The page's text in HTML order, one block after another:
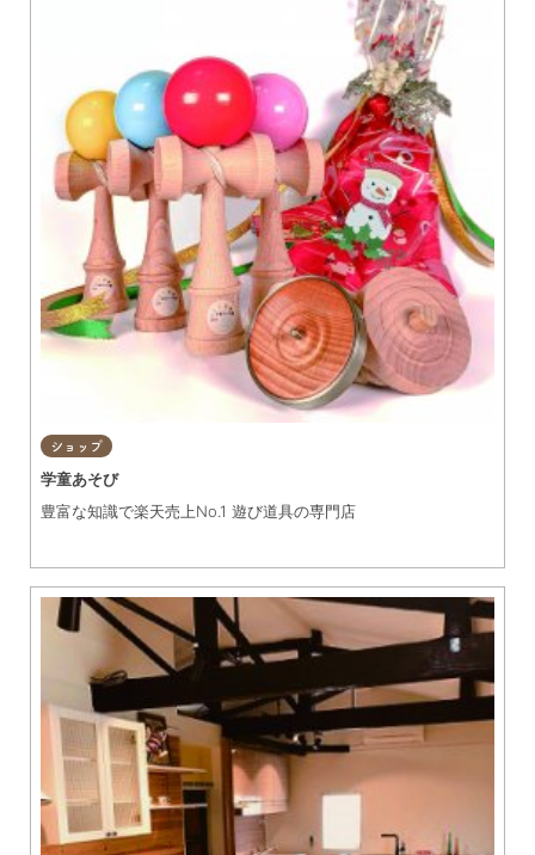
ショップ
学童あそび
豊富な知識で楽天売上No.1 遊び道具の専門店